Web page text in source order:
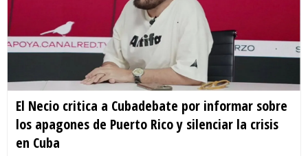
El Necio critica a Cubadebate por informar sobre
los apagones de Puerto Rico y silenciar la crisis
en Cuba